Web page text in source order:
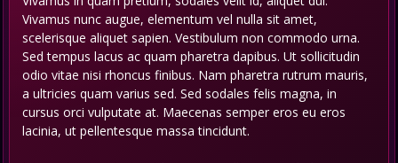
Vivamus nunc augue, elementum vel nulla sit amet,
scelerisque aliquet sapien. Vestibulum non commodo urna.
Sed tempus lacus ac quam pharetra dapibus. Ut sollicitudin
odio vitae nisi rhoncus finibus. Nam pharetra rutrum mauris,
a ultricies quam varius sed. Sed sodales felis magna, in
cursus orci vulputate at. Maecenas semper eros eu eros
lacinia, ut pellentesque massa tincidunt.